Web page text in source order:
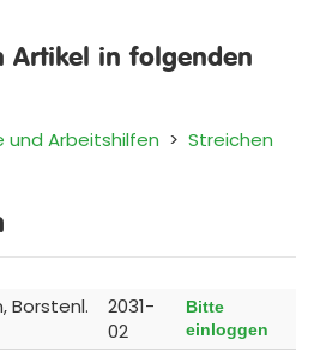
Artikel in folgenden
und Arbeitshilfen > Streichen
Borstenl.
2031-
02
Bitte
einloggen